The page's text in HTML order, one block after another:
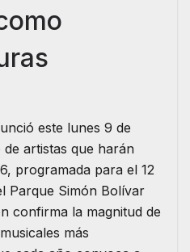
este lunes 9 de
artistas que harán
programada para el 12
Parque Simón Bolívar
confirma la magnitud de
más